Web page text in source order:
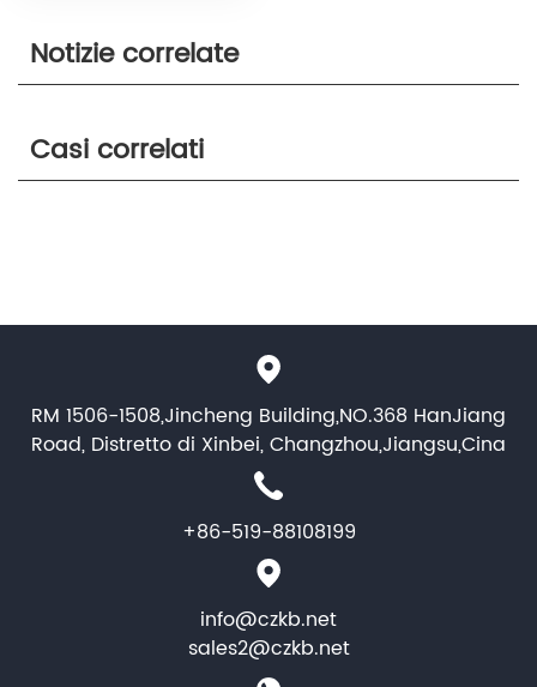
Notizie correlate
Casi correlati
RM 1506-1508,Jincheng Building,NO.368 HanJiang
Road, Distretto di Xinbei, Changzhou,Jiangsu,Cina
+86-519-88108199
info@czkb.net
sales2@czkb.net